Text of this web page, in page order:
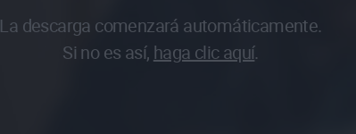
La descarga comenzará automáticamente.
Si no es así, haga clic aquí.